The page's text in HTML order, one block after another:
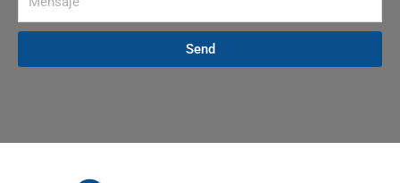
Send